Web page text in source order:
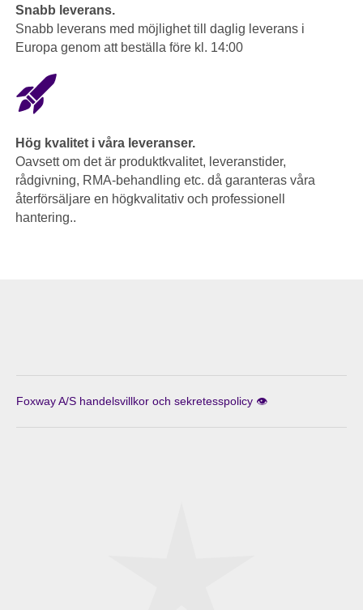
Snabb leverans.
Snabb leverans med möjlighet till daglig leverans i
Europa genom att beställa före kl. 14:00
Hög kvalitet i våra leveranser.
Oavsett om det är produktkvalitet, leveranstider,
rådgivning, RMA-behandling etc. då garanteras våra
återförsäljare en högkvalitativ och professionell
hantering..
Foxway A/S handelsvillkor och sekretesspolicy 👁